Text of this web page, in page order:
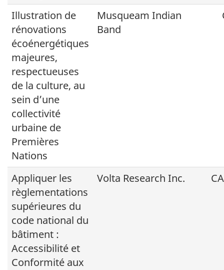
Illustration de
rénovations
écoénergétiques
majeures,
respectueuses
de la culture, au
sein d’une
collectivité
urbaine de
Premières
Nations
Musqueam Indian
Band
Appliquer les
règlementations
supérieures du
code national du
bâtiment :
Accessibilité et
Conformité aux
Volta Research Inc.